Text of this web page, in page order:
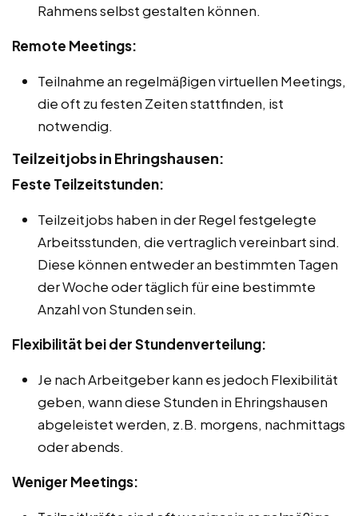
Rahmens selbst gestalten können.
Remote Meetings:
Teilnahme an regelmäßigen virtuellen Meetings,
die oft zu festen Zeiten stattfinden, ist
notwendig.
Teilzeitjobs in Ehringshausen:
Feste Teilzeitstunden:
Teilzeitjobs haben in der Regel festgelegte
Arbeitsstunden, die vertraglich vereinbart sind.
Diese können entweder an bestimmten Tagen
der Woche oder täglich für eine bestimmte
Anzahl von Stunden sein.
Flexibilität bei der Stundenverteilung:
Je nach Arbeitgeber kann es jedoch Flexibilität
geben, wann diese Stunden in Ehringshausen
abgeleistet werden, z.B. morgens, nachmittags
oder abends.
Weniger Meetings: